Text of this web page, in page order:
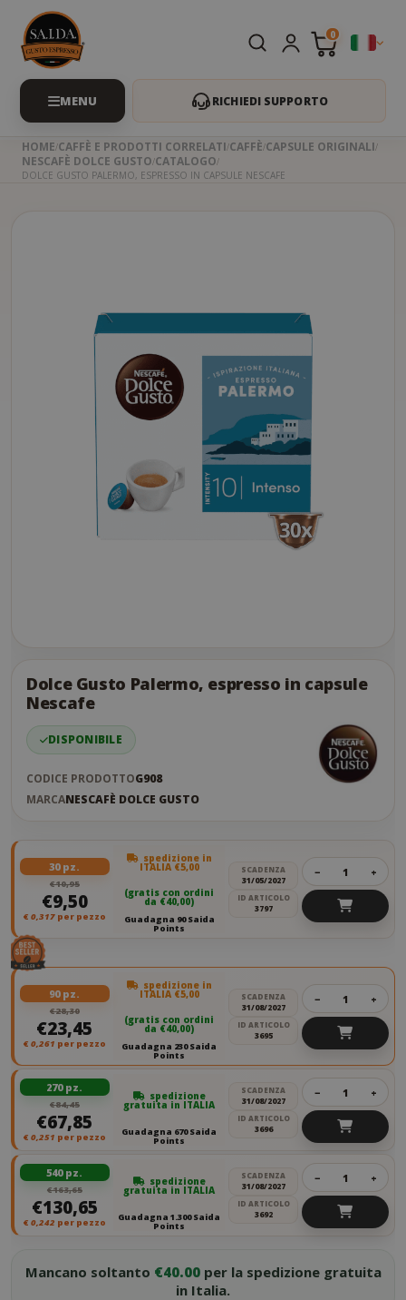
0
RICHIEDI SUPPORTO
HOME CAFFÈ E PRODOTTI CORRELATI CAFFÈ CAPSULE ORIGINALI
NESCAFÈ DOLCE GUSTO CATALOGO
DOLCE GUSTO PALERMO, ESPRESSO IN CAPSULE NESCAFE
the
end
the
images
gallery
Dolce Gusto Palermo, espresso in capsule
Nescafe
DISPONIBILE
CODICE PRODOTTOG908
MARCANESCAFÈ DOLCE GUSTO
30 pz.
€10,95
€9,50
€ 0,317per pezzo
spedizione in
ITALIA €5,00
(gratis con ordini
da €40,00)
Guadagna 90 Saida
Points
SCADENZA
31/05/2027
ID ARTICOLO
3797
− +
90 pz.
€28,30
€23,45
€ 0,261 per pezzo
spedizione in
ITALIA €5,00
(gratis con ordini
da €40,00)
Guadagna 230 Saida
Points
SCADENZA
31/08/2027
ID ARTICOLO
3695
− +
270 pz.
€84,45
€67,85
€ 0,251 per pezzo
spedizione
gratuita in ITALIA
Guadagna 670 Saida
Points
SCADENZA
31/08/2027
ID ARTICOLO
3696
− +
540 pz.
€163,65
€130,65
€ 0,242 per pezzo
spedizione
gratuita in ITALIA
Guadagna 1.300 Saida
Points
SCADENZA
31/08/2027
ID ARTICOLO
3692
− +
Mancano soltanto €40.00per la spedizione gratuita
in Italia.